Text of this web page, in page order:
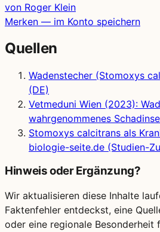
von Roger Klein
Merken — im Konto speichern
Quellen
Wadenstecher (Stomoxys
(DE)
Vetmeduni Wien (2023):
wahrgenommenes
Stomoxys calcitrans als
biologie-seite.de (Studien-
Hinweis oder Ergänzung?
Wir aktualisieren diese Inhalte
Faktenfehler entdeckst, eine
oder eine regionale Besonderheit